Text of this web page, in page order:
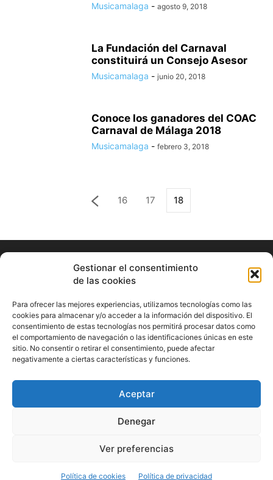
Gestionar el consentimiento
de las cookies
Para ofrecer las mejores experiencias, utilizamos tecnologías como las
cookies para almacenar y/o acceder a la información del dispositivo. El
consentimiento de estas tecnologías nos permitirá procesar datos como
el comportamiento de navegación o las identificaciones únicas en este
sitio. No consentir o retirar el consentimiento, puede afectar
negativamente a ciertas características y funciones.
Aceptar
Denegar
Ver preferencias
Política de cookies Política de privacidad
Musicamalaga - agosto 9, 2018
La Fundación del Carnaval
constituirá un Consejo Asesor
Musicamalaga - junio 20, 2018
Conoce los ganadores del COAC
Carnaval de Málaga 2018
Musicamalaga - febrero 3, 2018
16 17 18
ABOUT US
Información Cultural de Málaga y otros de interés general
Contact us:musicamalaga55@gmail.com
FOLLOW US
© Musicamalaga